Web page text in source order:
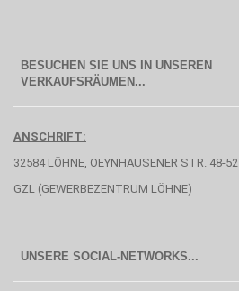
BESUCHEN SIE UNS IN UNSEREN
VERKAUFSRÄUMEN...
ANSCHRIFT:
32584 LÖHNE, OEYNHAUSENER STR. 48-52
GZL (GEWERBEZENTRUM LÖHNE)
UNSERE SOCIAL-NETWORKS...